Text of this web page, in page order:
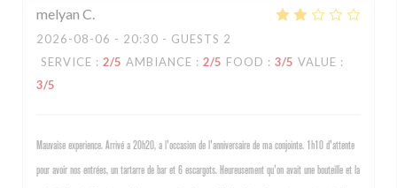
melyan C
2026-08-06 - 20:30 - GUESTS 2
SERVICE : 2/5 AMBIANCE : 2/5 FOOD : 3/5 VALUE :
3/5
Mauvaise experience. Arrivé a 20h20, a l'occasion de l'anniversaire de ma conjointe. 1h10 d'attente
pour avoir nos entrées, un tartarre de bar et 6 escargots. Heureusement qu'on avait une bouteille et la